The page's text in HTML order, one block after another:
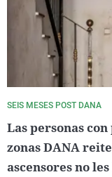
SEIS MESES POST DANA
Las personas
zonas DANA
ascensores no